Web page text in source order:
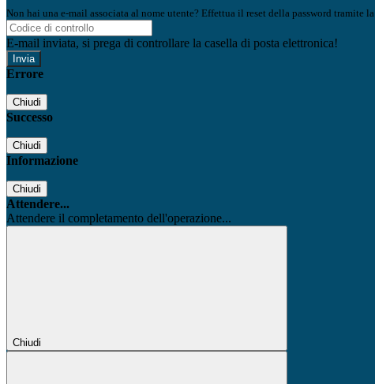
Non hai una e-mail associata al nome utente? Effettua il reset della password tramite la
E-mail inviata, si prega di controllare la casella di posta elettronica!
Errore
Chiudi
Successo
Chiudi
Informazione
Chiudi
Attendere...
Attendere il completamento dell'operazione...
Chiudi